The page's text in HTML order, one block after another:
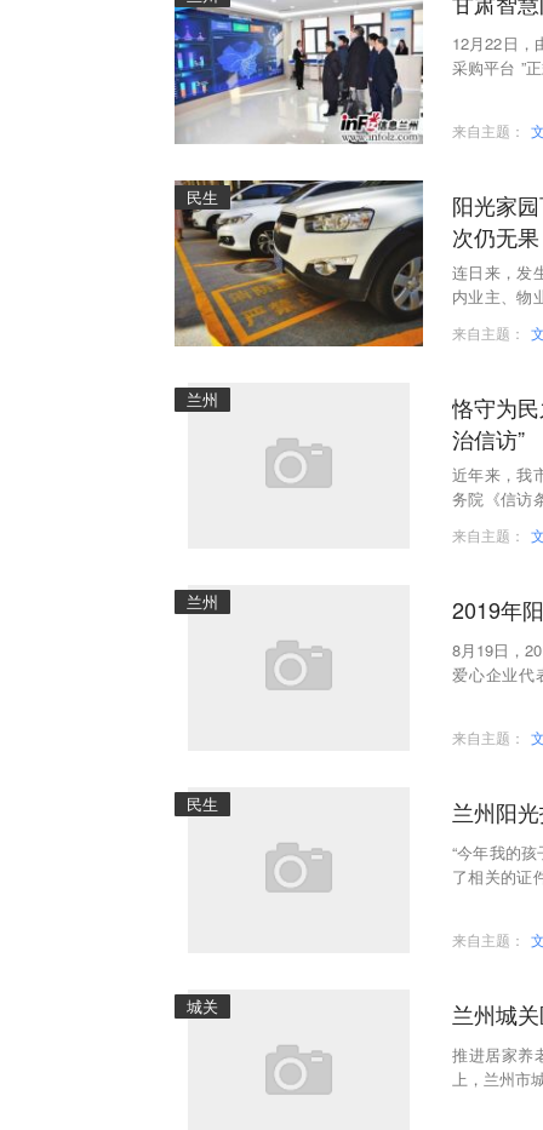
12月22日，
采购平台 ”
来自主题：
民生
阳光家
次仍无果
连日来，发
内业主、物
来自主题：
兰州
恪守为民
治信访”
近年来，我
务院《信访
来自主题：
兰州 2019年
8月19日，
爱心企业代
来自主题：
民生 兰州阳
“今年我的
了相关的证
来自主题：
城关
推进居家养
上，兰州市